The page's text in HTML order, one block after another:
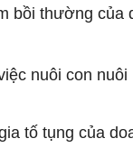
bồi thường
nuôi con
tố tụng của